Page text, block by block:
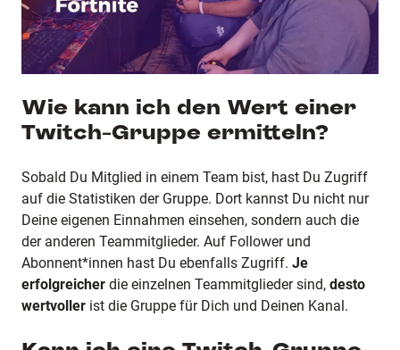
Wie kann ich den Wert einer
Twitch-Gruppe ermitteln?
Sobald Du Mitglied in einem Team bist, hast Du Zugriff
auf die Statistiken der Gruppe. Dort kannst Du nicht nur
Deine eigenen Einnahmen einsehen, sondern auch die
der anderen Teammitglieder. Auf Follower und
Abonnent*innen hast Du ebenfalls Zugriff. Je
erfolgreicher die einzelnen Teammitglieder sind, desto
wertvoller ist die Gruppe für Dich und Deinen Kanal.